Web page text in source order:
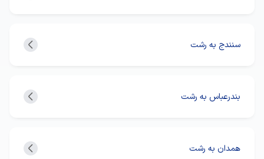
سنندج به رشت
بندرعباس به رشت
همدان به رشت